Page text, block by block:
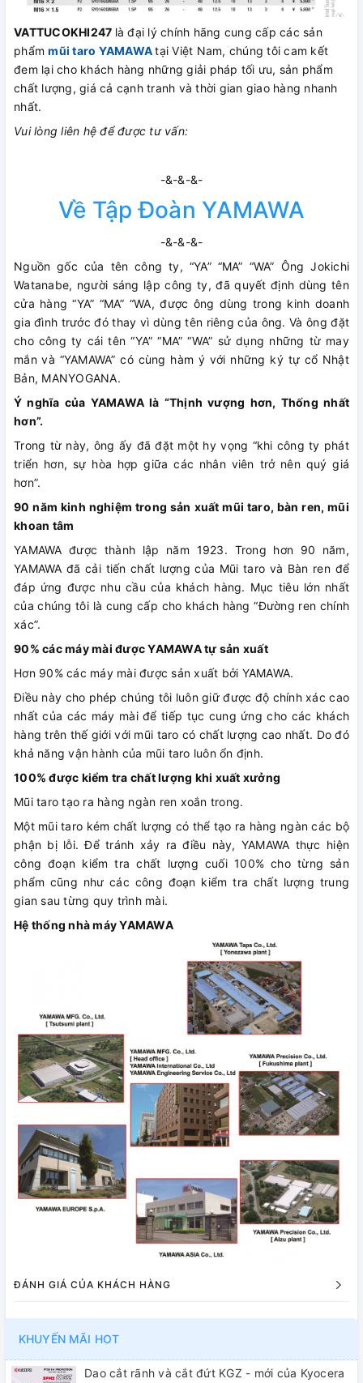
VATTUCOKHI247 là đại lý chính hãng cung cấp các sản
phẩmmũi taro YAMAWAtại Việt Nam, chúng tôi cam kết
đem lại cho khách hàng những giải pháp tối ưu, sản phẩm
chất lượng, giá cả cạnh tranh và thời gian giao hàng nhanh
nhất.
Vui lòng liên hệ để được tư vấn:
-&-&-&-
Về Tập Đoàn YAMAWA
-&-&-&-
Nguồn gốc của tên công ty, “YA” “MA” “WA” Ông Jokichi
Watanabe, người sáng lập công ty, đã quyết định dùng tên
cửa hàng “YA” “MA” “WA, được ông dùng trong kinh doanh
gia đình trước đó thay vì dùng tên riêng của ông. Và ông đặt
cho công ty cái tên “YA” “MA” “WA” sử dụng những từ may
mắn và “YAMAWA” có cùng hàm ý với những ký tự cổ Nhật
Bản, MANYOGANA.
Ý nghĩa của YAMAWA là “Thịnh vượng hơn, Thống nhất
hơn”.
Trong từ này, ông ấy đã đặt một hy vọng “khi công ty phát
triển hơn, sự hòa hợp giữa các nhân viên trở nên quý giá
hơn”.
90 năm kinh nghiệm trong sản xuất mũi taro, bàn ren, mũi
khoan tâm
YAMAWA được thành lập năm 1923. Trong hơn 90 năm,
YAMAWA đã cải tiến chất lượng của Mũi taro và Bàn ren để
đáp ứng được nhu cầu của khách hàng. Mục tiêu lớn nhất
của chúng tôi là cung cấp cho khách hàng “Đường ren chính
xác”.
90% các máy mài được YAMAWA tự sản xuất
Hơn 90% các máy mài được sản xuất bởi YAMAWA.
Điều này cho phép chúng tôi luôn giữ được độ chính xác cao
nhất của các máy mài để tiếp tục cung ứng cho các khách
hàng trên thế giới với mũi taro có chất lượng cao nhất. Do đó
khả năng vận hành của mũi taro luôn ổn định.
100% được kiểm tra chất lượng khi xuất xưởng
Mũi taro tạo ra hàng ngàn ren xoắn trong.
Một mũi taro kém chất lượng có thể tạo ra hàng ngàn các bộ
phận bị lỗi. Để tránh xảy ra điều này, YAMAWA thực hiện
công đoạn kiểm tra chất lượng cuối 100% cho từng sản
phẩm cũng như các công đoạn kiểm tra chất lượng trung
gian sau từng quy trình mài.
Hệ thống nhà máy YAMAWA
ĐÁNH GIÁ CỦA KHÁCH HÀNG
KHUYẾN MÃI HOT
Dao cắt rãnh và cắt đứt KGZ - mới của Kyocera